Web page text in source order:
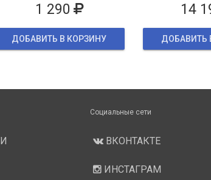
1 290
ДОБАВИТЬ В КОРЗИНУ
14
ДОБАВИТЬ
Социальные сети
ВКОНТАКТЕ
ИНСТАГРАМ